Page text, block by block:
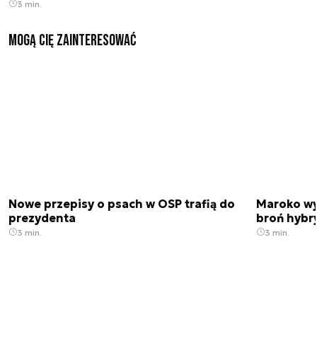
3 min.
Mogą Cię zainteresować
Nowe przepisy o psach w OSP trafią do
prezydenta
3 min.
Maroko
broń
3 min.